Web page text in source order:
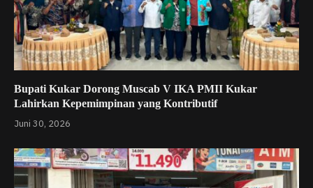
Bupati Kukar Dorong Muscab V IKA PMII Kukar
Lahirkan Kepemimpinan yang Kontributif
Juni 30, 2026